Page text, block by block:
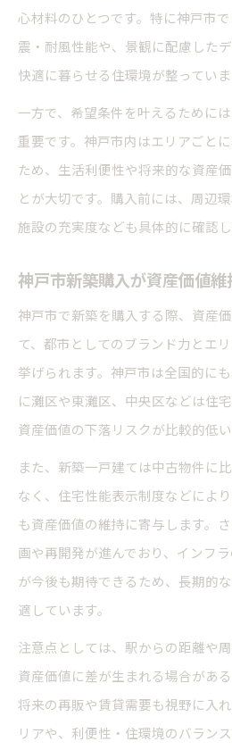
新築購入に役立つ補助
点
神戸で新築を考える人に役立
新築購入時に必要な諸
神戸市新築一戸建て購
新築購入前に知りたい
ト
住宅ローン利用時の新築
安心な新築購入に必要なチ
神戸市新築購入で避け
新築購入で重視したい住
心材料のひとつです。特に神戸市
震・耐風性能や、景観に配慮した
快適に暮らせる住環境が整っていま
一方で、希望条件を叶えるために
重要です。神戸市内はエリアごと
ため、生活利便性や将来的な資産
とが大切です。購入前には、周辺
施設の充実度なども具体的に確認し
神戸市新築購入が資産価値
神戸市で新築を購入する際、資産
て、都市としてのブランド力とエ
挙げられます。神戸市は全国的に
に灘区や東灘区、中央区などは住
資産価値の下落リスクが比較的低い
また、新築一戸建ては中古物件に
なく、住宅性能表示制度などによ
も資産価値の維持に寄与します。
画や再開発が進んでおり、インフ
が今後も期待できるため、長期的
適しています。
注意点としては、駅からの距離や
資産価値に差が生まれる場合があ
将来の再販や賃貸需要も視野に入
リアや、利便性・住環境のバラン